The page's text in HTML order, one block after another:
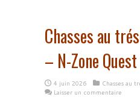
Chasses au
– N-Zone Quest
4 juin 2026
Chasses au
Laisser un commentaire